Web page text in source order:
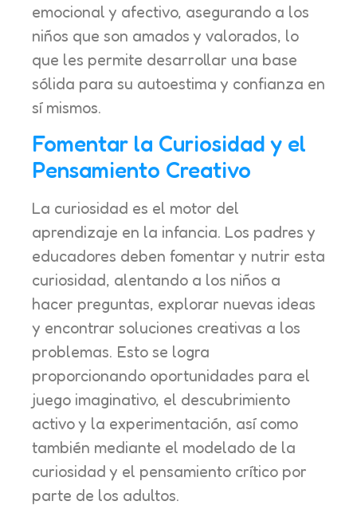
emocional y afectivo, asegurando a los
niños que son amados y valorados, lo
que les permite desarrollar una base
sólida para su autoestima y confianza en
sí mismos.
Fomentar la Curiosidad y el
Pensamiento Creativo
La curiosidad es el motor del
aprendizaje en la infancia. Los padres y
educadores deben fomentar y nutrir esta
curiosidad, alentando a los niños a
hacer preguntas, explorar nuevas ideas
y encontrar soluciones creativas a los
problemas. Esto se logra
proporcionando oportunidades para el
juego imaginativo, el descubrimiento
activo y la experimentación, así como
también mediante el modelado de la
curiosidad y el pensamiento crítico por
parte de los adultos.